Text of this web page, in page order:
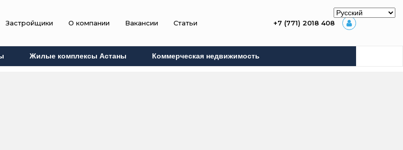
Застройщики О компании Вакансии Статьи +7 (771) 2018 408
Жилые комплексы Астаны Коммерческая недвижимость